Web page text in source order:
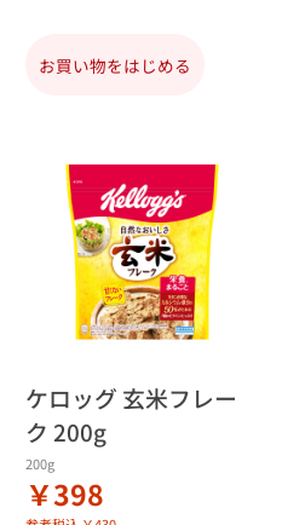
お買い物をはじめる
ケロッグ 玄米フレー
ク 200g
200g
￥398